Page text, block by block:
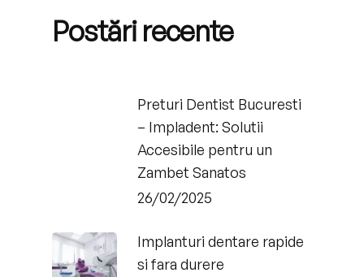
Postări recente
Preturi Dentist Bucuresti
– Impladent: Solutii
Accesibile pentru un
Zambet Sanatos
26/02/2025
Implanturi dentare rapide
si fara durere